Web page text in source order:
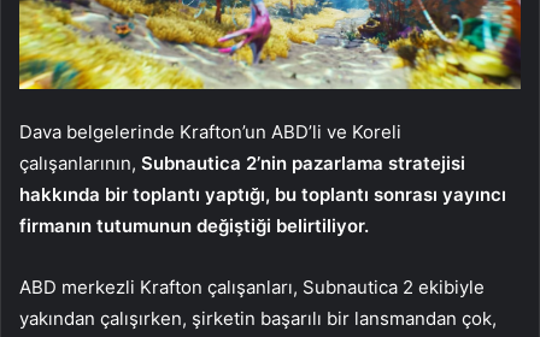
Dava belgelerinde Krafton’un ABD’li ve Koreli
çalışanlarının, Subnautica 2’nin pazarlama stratejisi
hakkında bir toplantı yaptığı, bu toplantı sonrası yayıncı
firmanın tutumunun değiştiği belirtiliyor.
ABD merkezli Krafton çalışanları, Subnautica 2 ekibiyle
yakından çalışırken, şirketin başarılı bir lansmandan çok,